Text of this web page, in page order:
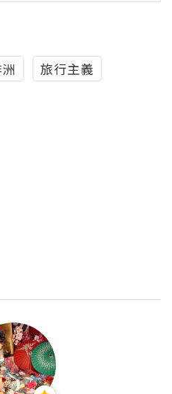
旅行主義